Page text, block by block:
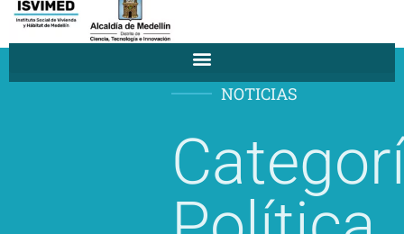
Participa
Hábitat de Medellín
NOTICIAS